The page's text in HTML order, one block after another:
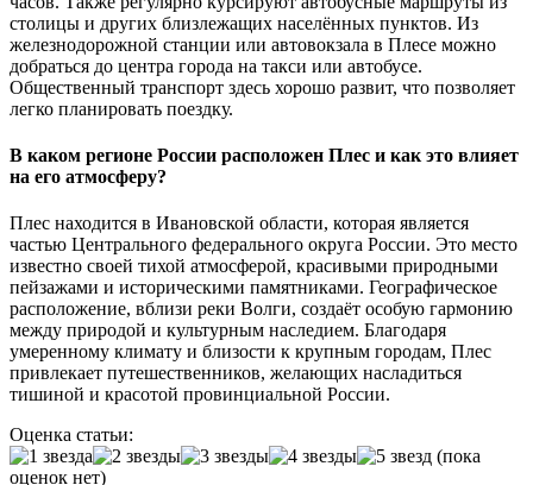
столицы и других близлежащих населённых пунктов. Из
железнодорожной станции или автовокзала в Плесе можно
добраться до центра города на такси или автобусе.
Общественный транспорт здесь хорошо развит, что позволяет
легко планировать поездку.
В каком регионе России расположен Плес и как это влияет
на его атмосферу?
Плес находится в Ивановской области, которая является
частью Центрального федерального округа России. Это место
известно своей тихой атмосферой, красивыми природными
пейзажами и историческими памятниками. Географическое
расположение, вблизи реки Волги, создаёт особую гармонию
между природой и культурным наследием. Благодаря
умеренному климату и близости к крупным городам, Плес
привлекает путешественников, желающих насладиться
тишиной и красотой провинциальной России.
Оценка статьи:
(пока
оценок нет)